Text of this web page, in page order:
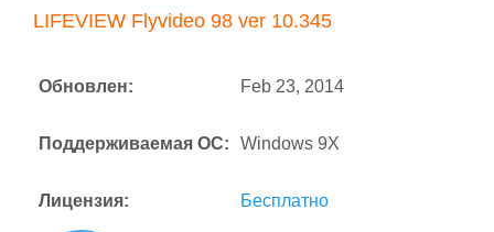
LIFEVIEW Flyvideo 98 ver 10.345
Обновлен: Feb 23, 2014
Поддерживаемая ОС: Windows 9X
Лицензия: Бесплатно